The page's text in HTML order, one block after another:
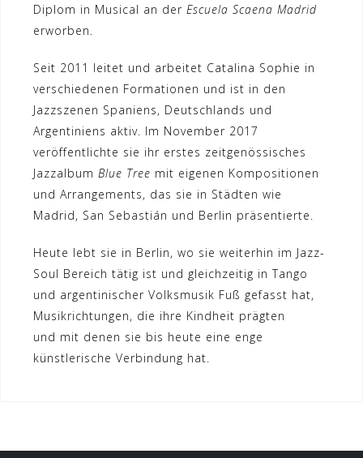
Diplom in Musical an der Escuela Scaena Madrid
erworben.
Seit 2011 leitet und arbeitet Catalina Sophie in
verschiedenen Formationen und ist in den
Jazzszenen Spaniens, Deutschlands und
Argentiniens aktiv. Im November 2017
veröffentlichte sie ihr erstes zeitgenössisches
Jazzalbum Blue Tree mit eigenen Kompositionen
und Arrangements, das sie in Städten wie
Madrid, San Sebastián und Berlin präsentierte.
Heute lebt sie in Berlin, wo sie weiterhin im Jazz-
Soul Bereich tätig ist und gleichzeitig in Tango
und argentinischer Volksmusik Fuß gefasst hat,
Musikrichtungen, die ihre Kindheit prägten
und mit denen sie bis heute eine enge
künstlerische Verbindung hat.